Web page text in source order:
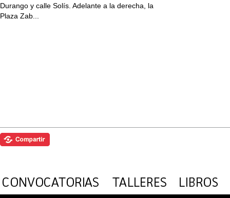
Durango y calle Solís. Adelante a la derecha, la
Plaza Zab...